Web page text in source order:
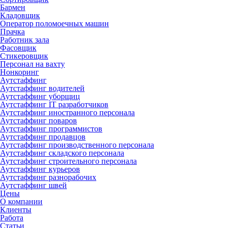
Бармен
Кладовщик
Оператор поломоечных машин
Прачка
Работник зала
Фасовщик
Стикеровщик
Персонал на вахту
Нонкоринг
Аутстаффинг
Аутстаффинг водителей
Аутстаффинг уборщиц
Аутстаффинг IT разработчиков
Аутстаффинг иностранного персонала
Аутстаффинг поваров
Аутстаффинг программистов
Аутстаффинг продавцов
Аутстаффинг производственного персонала
Аутстаффинг складского персонала
Аутстаффинг строительного персонала
Аутстаффинг курьеров
Аутстаффинг разнорабочих
Аутстаффинг швей
Цены
О компании
Клиенты
Работа
Статьи